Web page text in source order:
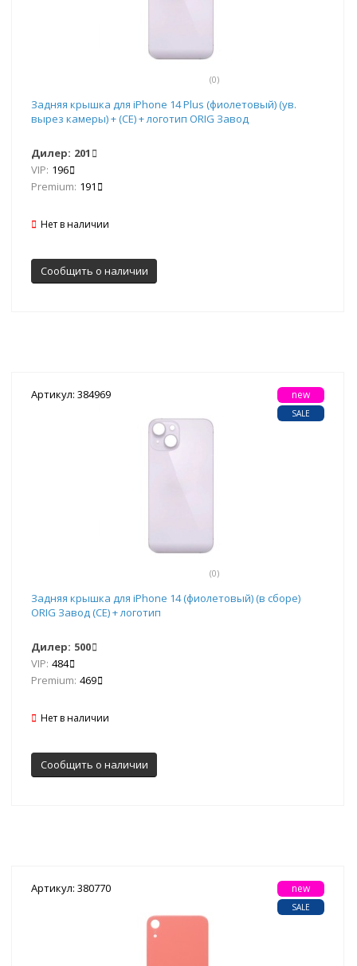
(0)
Задняя крышка для iPhone 14 Plus (фиолетовый) (ув.
вырез камеры) + (СЕ) + логотип ORIG Завод
Дилер: 201
VIP: 196
Premium: 191
Нет в наличии
Сообщить о наличии
Артикул: 384969
(0)
new
SALE
Задняя крышка для iPhone 14 (фиолетовый) (в сборе)
ORIG Завод (CE) + логотип
Дилер: 500
VIP: 484
Premium: 469
Нет в наличии
Сообщить о наличии
Артикул: 380770 new
SALE